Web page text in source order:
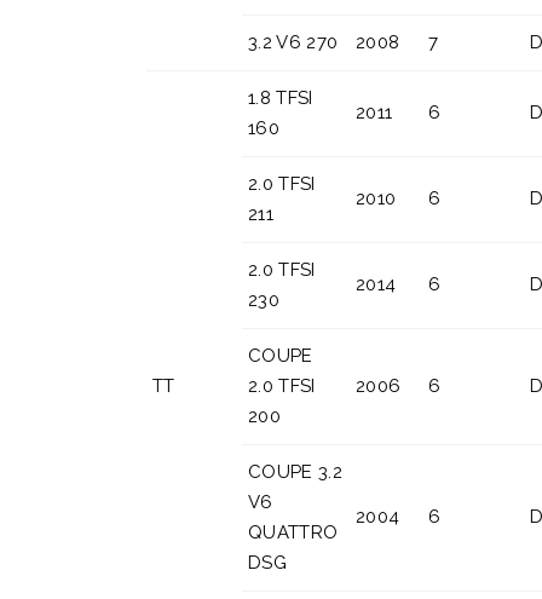
3.2 V6 270 2008 7
TT
1.8 TFSI
160
2011 6
2.0 TFSI
211
2010 6
2.0 TFSI
230
2014 6
COUPE
2.0 TFSI
200
2006 6
COUPE 3.2
V6
QUATTRO
DSG
2004 6